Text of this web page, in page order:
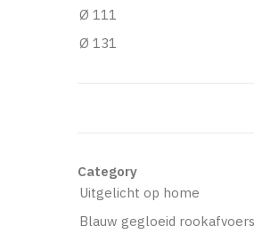
Ø 111
Ø 131
Category
Uitgelicht op home
Blauw gegloeid